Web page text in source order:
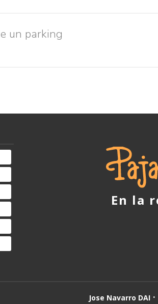
un parking
En la
Jose Navarro DAI